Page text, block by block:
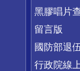
黑膠唱片
留言版
國防部退
行政院線